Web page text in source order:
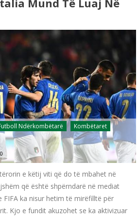
Ndërkombëtarë
Kombëtaret
0
e këtij viti që do të mbahet në
që është shpërndarë në mediat
FIFA ka nisur hetim të mirëfilltë për
Kjo e fundit akuzohet se ka aktivizuar